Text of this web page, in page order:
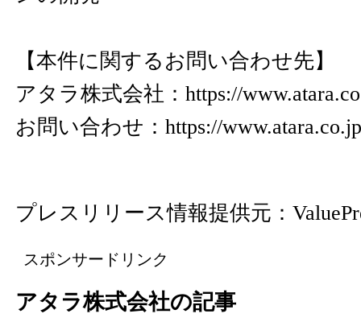
【本件に関するお問い合わせ先】
アタラ株式会社： https://
お問い合わせ： https://
プレスリリース情報提供元：
スポンサードリンク
アタラ株式会社の記事